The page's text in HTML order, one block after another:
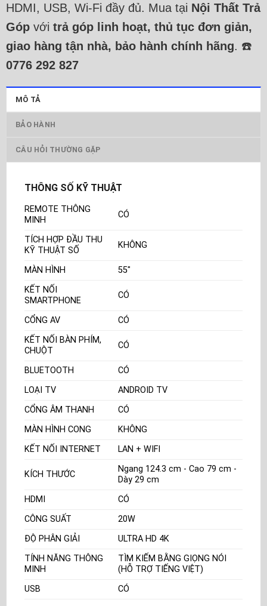
HDMI, USB, Wi-Fi đầy đủ. Mua tại Nội Thất Trả
Góp với trả góp linh hoạt, thủ tục đơn giản,
giao hàng tận nhà, bảo hành chính hãng. ☎️
0776 292 827
MÔ TẢ
BẢO HÀNH
CÂU HỎI THƯỜNG GẶP
THÔNG SỐ KỸ THUẬT
REMOTE THÔNG
MINH
CÓ
TÍCH HỢP ĐẦU THU
KỸ THUẬT SỐ
KHÔNG
MÀN HÌNH
55"
KẾT NỐI
SMARTPHONE
CÓ
CỔNG AV
CÓ
KẾT NỐI BÀN PHÍM,
CHUỘT
CÓ
BLUETOOTH
CÓ
LOẠI TV
ANDROID TV
CỔNG ÂM THANH
CÓ
MÀN HÌNH CONG
KHÔNG
KẾT NỐI INTERNET
LAN + WIFI
KÍCH THƯỚC
Ngang 124.3 cm - Cao 79 cm -
Dày 29 cm
HDMI
CÓ
CÔNG SUẤT
20W
ĐỘ PHÂN GIẢI
ULTRA HD 4K
TÍNH NĂNG THÔNG
MINH
TÌM KIẾM BẰNG GIỌNG NÓI
(HỖ TRỢ TIẾNG VIỆT)
USB
CÓ